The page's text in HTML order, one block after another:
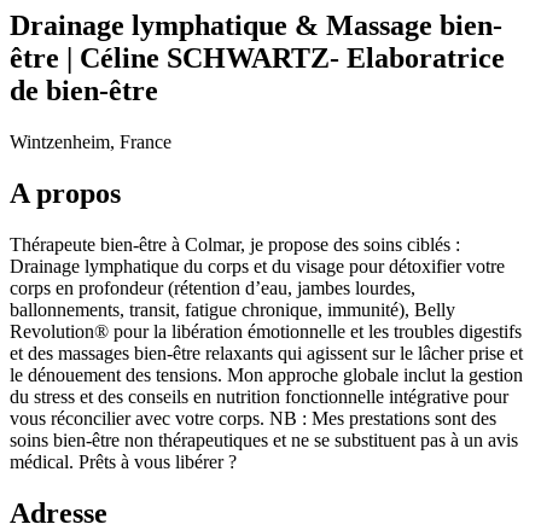
Drainage lymphatique & Massage bien-
être | Céline SCHWARTZ- Elaboratrice
de bien-être
Wintzenheim, France
A propos
Thérapeute bien-être à Colmar, je propose des soins ciblés :
Drainage lymphatique du corps et du visage pour détoxifier votre
corps en profondeur (rétention d’eau, jambes lourdes,
ballonnements, transit, fatigue chronique, immunité), Belly
Revolution® pour la libération émotionnelle et les troubles digestifs
et des massages bien-être relaxants qui agissent sur le lâcher prise et
le dénouement des tensions. Mon approche globale inclut la gestion
du stress et des conseils en nutrition fonctionnelle intégrative pour
vous réconcilier avec votre corps. NB : Mes prestations sont des
soins bien-être non thérapeutiques et ne se substituent pas à un avis
médical. Prêts à vous libérer ?
Adresse